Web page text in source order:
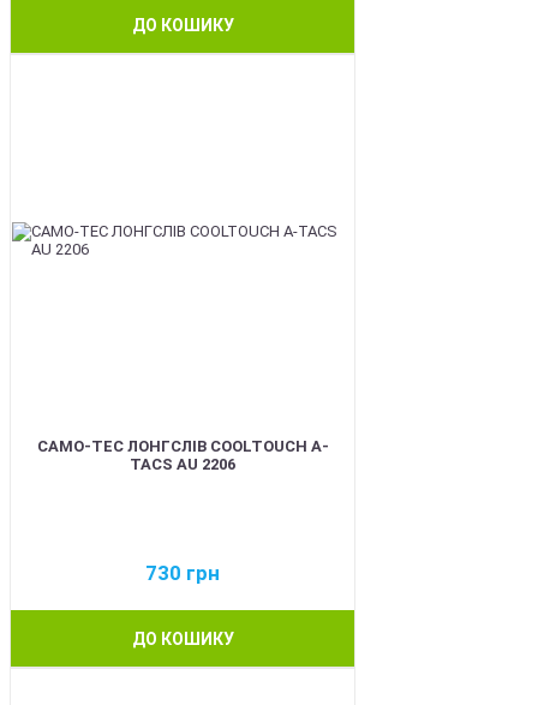
ДО КОШИКУ
CAMO-TEC ЛОНГСЛІВ COOLTOUCH A-
TACS AU 2206
730 грн
ДО КОШИКУ